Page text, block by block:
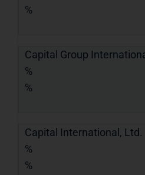
%
Capital Group
%
%
Capital International, Ltd.
%
%